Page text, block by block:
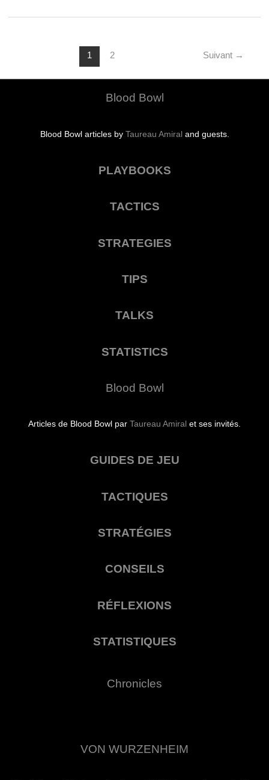
1 2 Suivant →
Blood Bowl
Blood Bowl articles by Taureau Amiraland guests.
PLAYBOOKS
TACTICS
STRATEGIES
TIPS
TALKS
STATISTICS
Blood Bowl
Articles de Blood Bowl par Taureau Amiral et ses invités.
GUIDES DE JEU
TACTIQUES
STRATÉGIES
CONSEILS
RÉFLEXIONS
STATISTIQUES
Chronicles
VON WURZENHEIM